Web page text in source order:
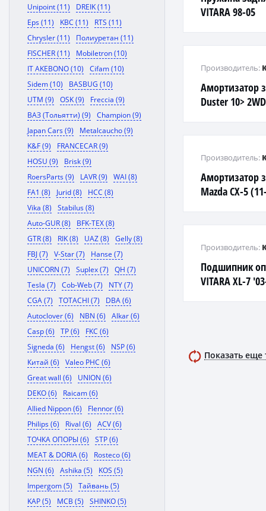
Unipoint (11)
DREIK (11)
Eps (11)
KBC (11)
RTS (11)
Chrysler (11)
Полиуретан (11)
FISCHER (11)
Mobiletron (10)
IT AKEBONO (10)
Cifam (10)
Sidem (10)
BASBUG (10)
UTM (9)
OSK (9)
Freccia (9)
ВАЗ (Тольятти) (9)
Champion (9)
Japan Cars (9)
Metalcaucho (9)
K&F (9)
FRANCECAR (9)
HOSU (9)
Brisk (9)
RoersParts (9)
LAVR (9)
WAI (8)
FA1 (8)
Jurid (8)
HCC (8)
Vika (8)
Stabilus (8)
Auto-GUR (8)
BFK-TEX (8)
GTR (8)
RIK (8) UAZ (8)
Gelly (8)
FBJ (7)
V-Star (7)
Hanse (7)
UNICORN (7)
Suplex (7)
QH (7)
Tesla (7)
Cob-Web (7)
NTY (7)
CGA (7)
TOTACHI (7)
DBA (6)
Autoclover (6)
NBN (6)
Alkar (6)
Casp (6)
TP (6)
FKC (6)
Signeda (6)
Hengst (6)
NSP (6)
Китай (6)
Valeo PHC (6)
Great wall (6)
UNION (6)
DEKO (6)
Raicam (6)
Allied Nippon (6)
Flennor (6)
Philips (6)
Rival (6)
ACV (6)
ТОЧКА ОПОРЫ (6)
STP (6)
MEAT & DORIA (6)
Rosteco (6)
NGN (6)
Ashika (5)
KOS (5)
Impergom (5)
Тайвань (5)
KAP (5)
MCB (5)
SHINKO (5)
VITARA 98-05
Амортизатор
Duster 10>
Производитель:
Амортизатор
Mazda CX-5
Производитель:
Подшипник
VITARA XL-7
Производитель:
Показать еще